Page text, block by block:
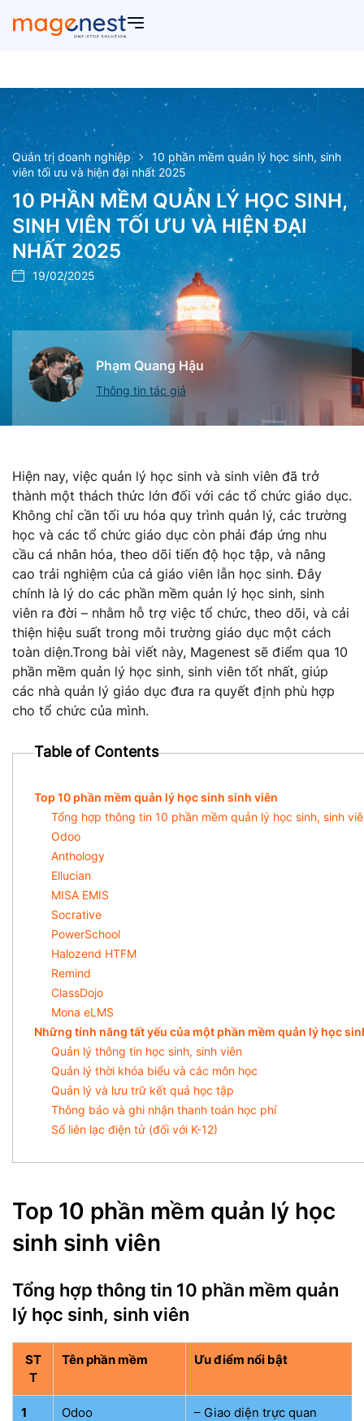
Quản trị doanh nghiệp
10 phần mềm quản lý học sinh, sinh
viên tối ưu và hiện đại nhất 2025
10 PHẦN MỀM QUẢN LÝ HỌC SINH,
SINH VIÊN TỐI ƯU VÀ HIỆN ĐẠI
NHẤT 2025
19/02/2025
Phạm Quang Hậu
Thông tin tác giả
Hiện nay, việc quản lý học sinh và sinh viên đã trở
thành một thách thức lớn đối với các tổ chức giáo dục.
Không chỉ cần tối ưu hóa quy trình quản lý, các trường
học và các tổ chức giáo dục còn phải đáp ứng nhu
cầu cá nhân hóa, theo dõi tiến độ học tập, và nâng
cao trải nghiệm của cả giáo viên lẫn học sinh. Đây
chính là lý do các phần mềm quản lý học sinh, sinh
viên ra đời – nhằm hỗ trợ việc tổ chức, theo dõi, và cải
thiện hiệu suất trong môi trường giáo dục một cách
toàn diện.Trong bài viết này, Magenest sẽ điểm qua 10
phần mềm quản lý học sinh, sinh viên tốt nhất, giúp
các nhà quản lý giáo dục đưa ra quyết định phù hợp
cho tổ chức của mình.
Table of Contents
Top 10 phần mềm quản lý học sinh sinh viên
Tổng hợp thông tin 10 phần mềm quản lý học sinh, sinh
Odoo
Anthology
Ellucian
MISA EMIS
Socrative
PowerSchool
Halozend HTFM
Remind
ClassDojo
Mona eLMS
Những tính năng tất yếu của một phần mềm quản lý học
Quản lý thông tin học sinh, sinh viên
Quản lý thời khóa biểu và các môn học
Quản lý và lưu trữ kết quả học tập
Thông báo và ghi nhận thanh toán học phí
Sổ liên lạc điện tử (đối với K-12)
Top 10 phần mềm quản lý học
sinh sinh viên
Tổng hợp thông tin 10 phần mềm quản
lý học sinh, sinh viên
ST
T
Tên phần mềm Ưu điểm nổi bật
1 Odoo
– Giao diện trực quan